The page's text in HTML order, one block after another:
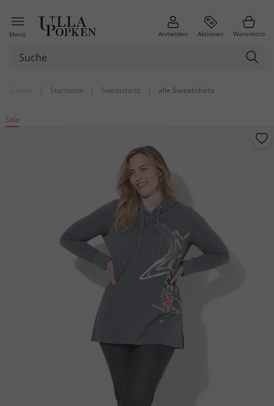
Menü Anmelden Aktionen Warenkorb
| Startseite | Sweatshirts | alle Sweatshirts
Sale